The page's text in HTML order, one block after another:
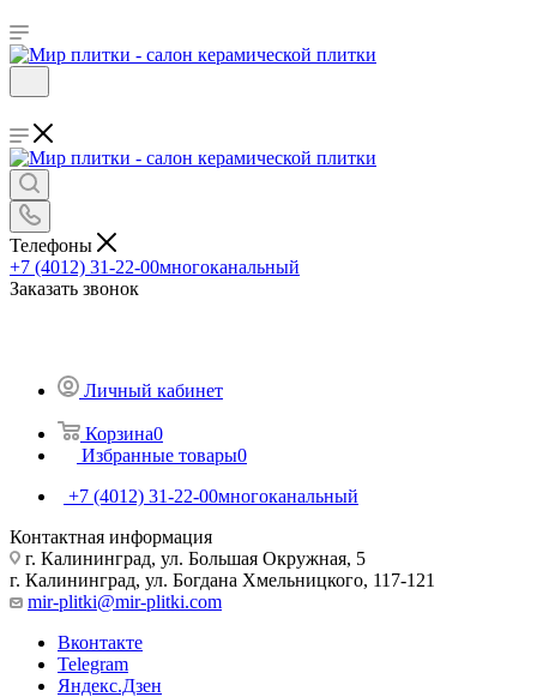
Телефоны
+7 (4012) 31-22-00многоканальный
Заказать звонок
Личный кабинет
Корзина0
Избранные товары0
+7 (4012) 31-22-00многоканальный
Контактная информация
г. Калининград, ул. Большая Окружная, 5
г. Калининград, ул. Богдана Хмельницкого, 117-121
mir-plitki@mir-plitki.com
Вконтакте
Telegram
Яндекс.Дзен